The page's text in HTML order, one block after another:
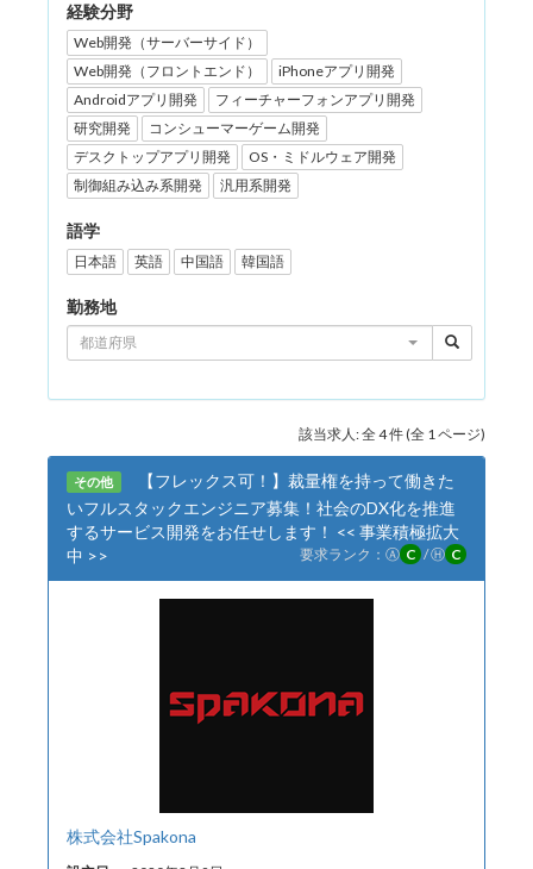
経験分野
Web開発（サーバーサイド）
Web開発（フロントエンド）
iPhoneアプリ開発
Androidアプリ開発
フィーチャーフォンアプリ開発
研究開発
コンシューマーゲーム開発
デスクトップアプリ開発
OS・ミドルウェア開発
制御組み込み系開発
汎用系開発
語学
日本語 英語 中国語 韓国語
勤務地
都道府県
該当求人: 全 4 件 (全 1 ページ)
その他
【フレックス可！】裁量権を持って働きた
いフルスタックエンジニア募集！社会のDX化を推進
するサービス開発をお任せします！ << 事業積極拡大
中 >>
要求ランク： Ⓐ C /Ⓗ C
株式会社Spakona